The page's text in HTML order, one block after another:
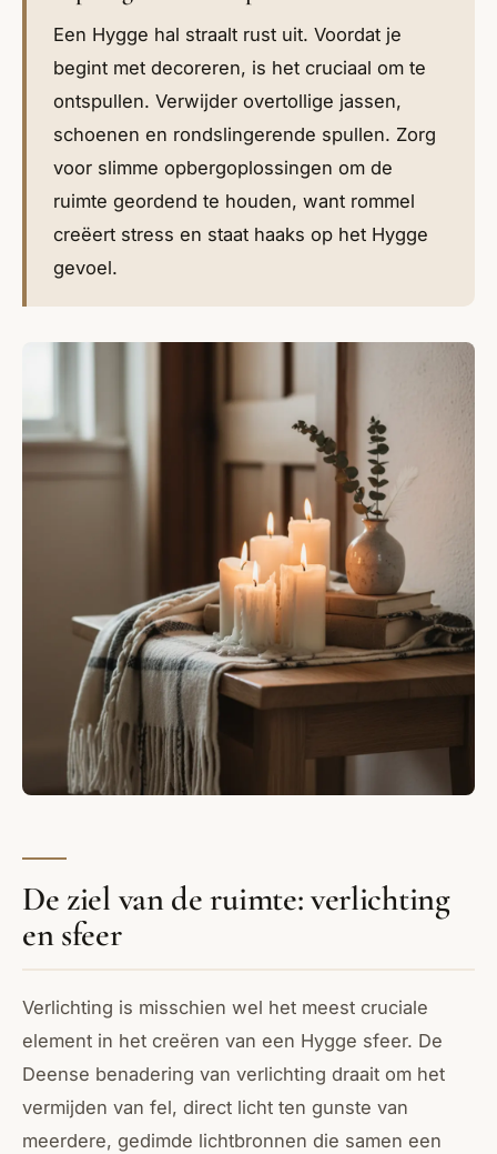
Een Hygge hal straalt rust uit. Voordat je
begint met decoreren, is het cruciaal om te
ontspullen. Verwijder overtollige jassen,
schoenen en rondslingerende spullen. Zorg
voor slimme opbergoplossingen om de
ruimte geordend te houden, want rommel
creëert stress en staat haaks op het Hygge
gevoel.
De ziel van de ruimte: verlichting
en sfeer
Verlichting is misschien wel het meest cruciale
element in het creëren van een Hygge sfeer. De
Deense benadering van verlichting draait om het
vermijden van fel, direct licht ten gunste van
meerdere, gedimde lichtbronnen die samen een